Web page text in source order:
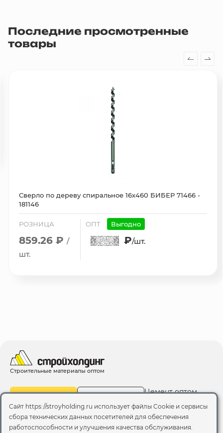
Последние просмотренные
товары
Сверло по дереву спиральное 16х460 БИБЕР 71466 -
181146
РОЗНИЦА
859.26 ₽ /
шт.
ОПТ Выгодно
₽/шт.
Строительные материалы оптом
Каталог Все бренды Цемент оптом
Доставка
О компании
Сайт https://stroyholding.ru использует файлы Cookie и сервисы
сбора технических данных посетителей для обеспечения
работоспособности и улучшения качества обслуживания.